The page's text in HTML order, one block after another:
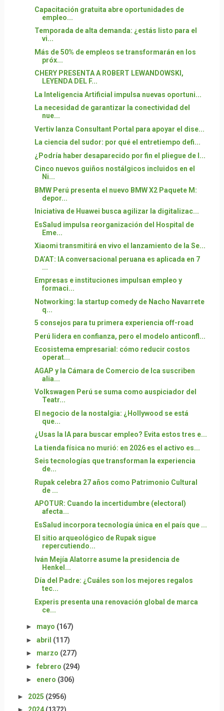
Capacitación gratuita abre oportunidades de
empleo...
Temporada de alta demanda: ¿estás listo para el
vi...
Más de 50% de empleos se transformarán en los
próx...
CHERY PRESENTA A ROBERT LEWANDOWSKI,
LEYENDA DEL F...
La Inteligencia Artificial impulsa nuevas oportuni...
La necesidad de garantizar la conectividad del
nue...
Vertiv lanza Consultant Portal para apoyar el dise...
La ciencia del sudor: por qué el entretiempo defi...
¿Podría haber desaparecido por fin el pliegue de l...
Cinco nuevos guiños nostálgicos incluidos en el
Ni...
BMW Perú presenta el nuevo BMW X2 Paquete M:
depor...
Iniciativa de Huawei busca agilizar la digitalizac...
EsSalud impulsa reorganización del Hospital de
Eme...
Xiaomi transmitirá en vivo el lanzamiento de la Se...
DA’AT: IA conversacional peruana es aplicada en 7
...
Empresas e instituciones impulsan empleo y
formaci...
Notworking: la startup comedy de Nacho Navarrete
q...
5 consejos para tu primera experiencia off-road
Perú lidera en confianza, pero el modelo anticonfl...
Ecosistema empresarial: cómo reducir costos
operat...
AGAP y la Cámara de Comercio de Ica suscriben
alia...
Volkswagen Perú se suma como auspiciador del
Teatr...
El negocio de la nostalgia: ¿Hollywood se está
que...
¿Usas la IA para buscar empleo? Evita estos tres e...
La tienda física no murió: en 2026 es el activo es...
Seis tecnologías que transforman la experiencia
de...
Rupak celebra 27 años como Patrimonio Cultural
de ...
APOTUR: Cuando la incertidumbre (electoral)
afecta...
EsSalud incorpora tecnología única en el país que ...
El sitio arqueológico de Rupak sigue
repercutiendo...
Iván Mejía Alatorre asume la presidencia de
Henkel...
Día del Padre: ¿Cuáles son los mejores regalos
tec...
Experis presenta una renovación global de marca
ce...
► mayo (167)
► abril (117)
► marzo (277)
► febrero (294)
► enero (306)
► 2025 (2956)